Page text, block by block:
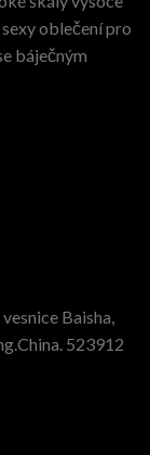
oblečení pro
báječným
Baisha,
523912